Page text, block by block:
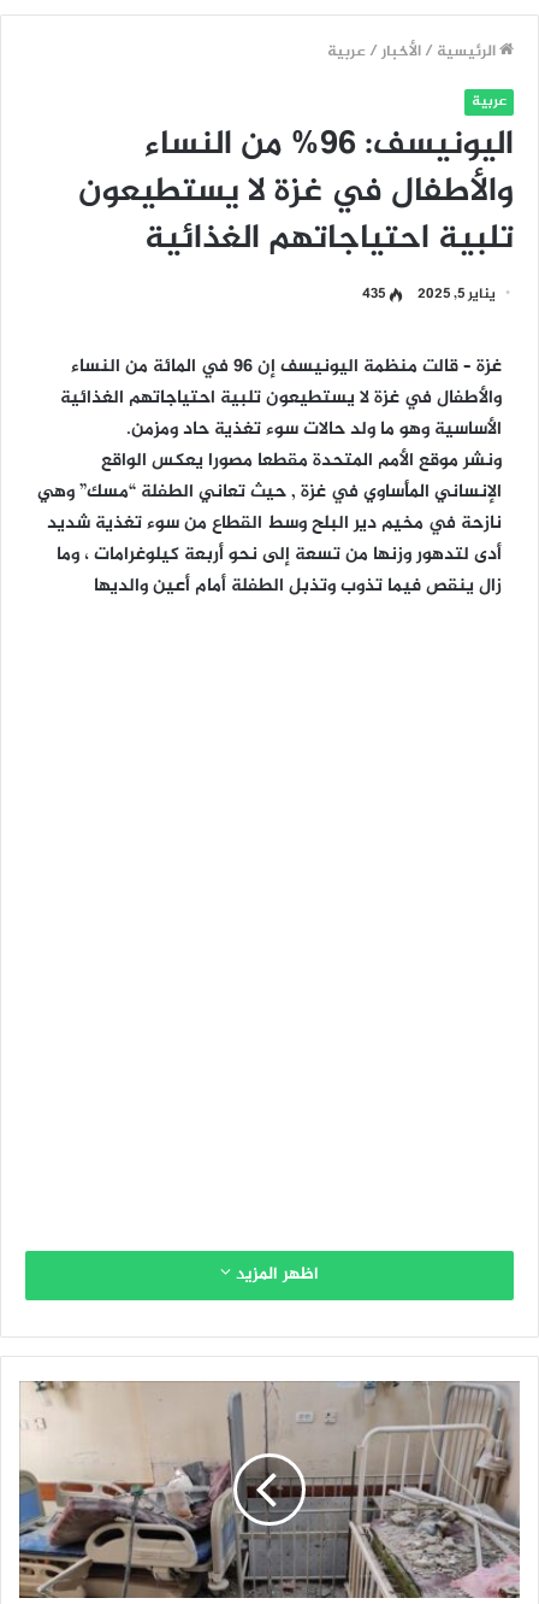
الرئيسية /الأخبار/عربية
عربية
اليونيسف: 96% من النساء
والأطفال في غزة لا يستطيعون
تلبية احتياجاتهم الغذائية
يناير 5, 2025 435
غزة – قالت منظمة اليونيسف إن 96 في المائة من النساء
والأطفال في غزة لا يستطيعون تلبية احتياجاتهم الغذائية
الأساسية وهو ما ولد حالات سوء تغذية حاد ومزمن.
ونشر موقع الأمم المتحدة مقطعا مصورا يعكس الواقع
الإنساني المأساوي في غزة , حيث تعاني الطفلة “مسك” وهي
نازحة في مخيم دير البلح وسط القطاع من سوء تغذية شديد
أدى لتدهور وزنها من تسعة إلى نحو أربعة كيلوغرامات ، وما
زال ينقص فيما تذوب وتذبل الطفلة أمام أعين والديها
اظهر المزيد